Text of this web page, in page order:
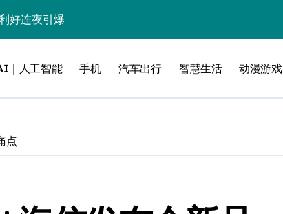
好连夜引爆
最狠的是那个机械音
络瘫了，微软这次真急了
听政”？
｜人工智能 手机 汽车出行 智慧生活 动漫游戏
点